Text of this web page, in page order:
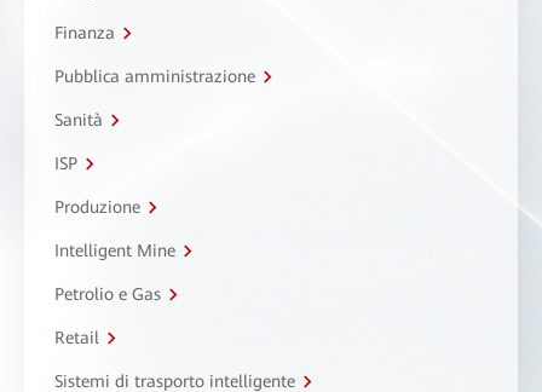
Finanza
Pubblica amministrazione
Sanità
ISP
Produzione
Intelligent Mine
Petrolio e Gas
Retail
Sistemi di trasporto intelligente